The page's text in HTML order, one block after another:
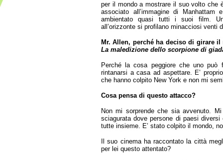
per il mondo a mostrare il suo volto che
associato all’immagine di Manhattam
ambientato quasi tutti i suoi film.
all’orizzonte si profilano minacciosi venti
Mr. Allen, perché ha deciso di girare
La maledizione dello scorpione di
Perché la cosa peggiore che uno
rintanarsi a casa ad aspettare. E’
che hanno colpito New York e non mi
Cosa pensa di questo attacco?
Non mi sorprende che sia avvenuto.
sciagurata dove persone di paesi
tutte insieme. E’ stato colpito il mondo,
Il suo cinema ha raccontato la città
per lei questo attentato?